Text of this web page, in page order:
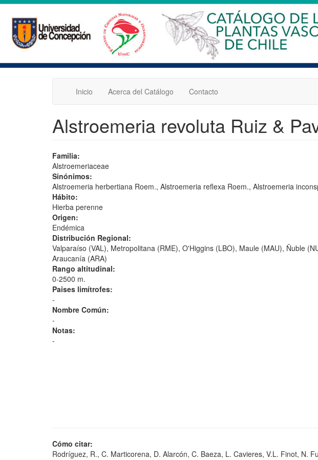
Pasar
contenido
principal
Inicio Acerca del Catálogo Contacto
Alstroemeria revoluta Ruiz &
Familia:
Alstroemeriaceae
Sinónimos:
Alstroemeria herbertiana Roem., Alstroemeria reflexa Roem., Alstroemeria
Hábito:
Hierba perenne
Origen:
Endémica
Distribución Regional:
Valparaíso (VAL), Metropolitana (RME), O'Higgins (LBO), Maule (MAU), Ñuble
Araucanía (ARA)
Rango altitudinal:
0-2500 m.
Paises limítrofes:
-
Nombre Común:
-
Notas:
-
Cómo citar:
Rodríguez, R., C. Marticorena, D. Alarcón, C. Baeza, L. Cavieres, V.L. Finot, N.